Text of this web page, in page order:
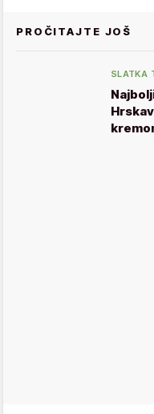
PROČITAJTE JOŠ
SLATKA